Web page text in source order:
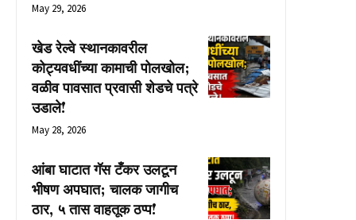
May 29, 2026
खेड रेल्वे स्थानकावरील
कोट्यवधींच्या कामाची पोलखोल;
वळीव पावसात प्रवासी शेडचे पत्रे
उडाले!
May 28, 2026
आंबा घाटात गॅस टँकर उलटून
भीषण अपघात; चालक जागीच
ठार, ५ तास वाहतूक ठप्प!